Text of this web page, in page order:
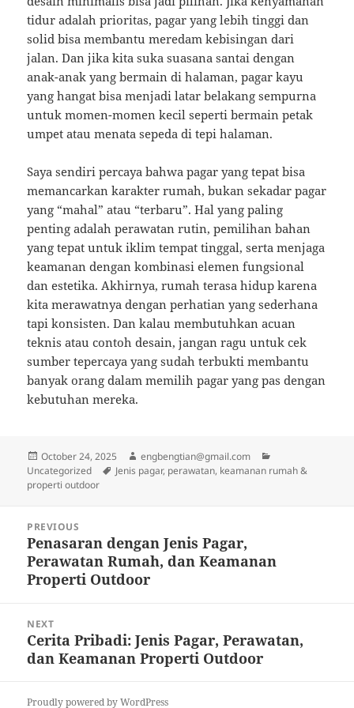
tidur adalah prioritas, pagar yang lebih tinggi dan
solid bisa membantu meredam kebisingan dari
jalan. Dan jika kita suka suasana santai dengan
anak-anak yang bermain di halaman, pagar kayu
yang hangat bisa menjadi latar belakang sempurna
untuk momen-momen kecil seperti bermain petak
umpet atau menata sepeda di tepi halaman.
Saya sendiri percaya bahwa pagar yang tepat bisa
memancarkan karakter rumah, bukan sekadar pagar
yang “mahal” atau “terbaru”. Hal yang paling
penting adalah perawatan rutin, pemilihan bahan
yang tepat untuk iklim tempat tinggal, serta menjaga
keamanan dengan kombinasi elemen fungsional
dan estetika. Akhirnya, rumah terasa hidup karena
kita merawatnya dengan perhatian yang sederhana
tapi konsisten. Dan kalau membutuhkan acuan
teknis atau contoh desain, jangan ragu untuk cek
sumber tepercaya yang sudah terbukti membantu
banyak orang dalam memilih pagar yang pas dengan
kebutuhan mereka.
Posted
on
October 24, 2025 Author
engbengtian@gmail.com
Uncategorized
Tags
Jenis pagar, perawatan, keamanan rumah &
properti outdoor
navigation
PREVIOUS
Previous
post:
Penasaran dengan Jenis Pagar,
Perawatan Rumah, dan Keamanan
Properti Outdoor
NEXT
Next
post:
Cerita Pribadi: Jenis Pagar, Perawatan,
dan Keamanan Properti Outdoor
Proudly powered by WordPress